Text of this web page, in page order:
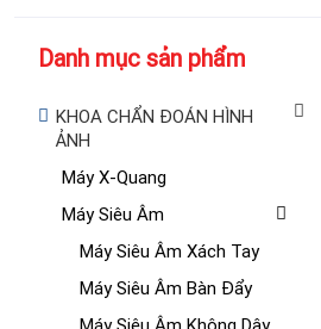
Danh mục sản phẩm
KHOA CHẨN ĐOÁN HÌNH
ẢNH
Máy X-Quang
Máy Siêu Âm
Máy Siêu Âm Xách Tay
Máy Siêu Âm Bàn Đẩy
Máy Siêu Âm Không Dây